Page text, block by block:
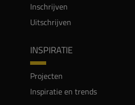
Inschrijven
Uitschrijven
INSPIRATIE
Projecten
Inspiratie en trends